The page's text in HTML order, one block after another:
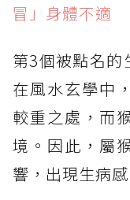
冒」身體不適
第3個被點名的
在風水玄學中
較重之處，而
境。因此，屬
響，出現生病